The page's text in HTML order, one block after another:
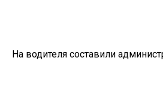
На водителя составили